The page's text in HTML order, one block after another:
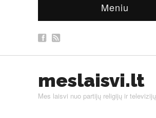
Meniu
meslaisvi.lt
Mes laisvi nuo partijų religijų ir televizijų